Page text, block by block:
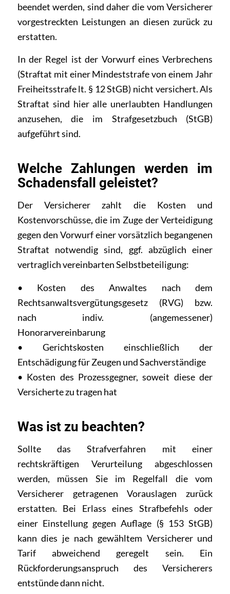
beendet werden, sind daher die vom Versicherer
vorgestreckten Leistungen an diesenzurück zu
erstatten.
In der Regel ist der Vorwurf eines Verbrechens
(Straftat mit einer Mindeststrafe von einem Jahr
Freiheitsstrafe lt. § 12 StGB) nicht versichert. Als
Straftat sind hier alle unerlaubten Handlungen
anzusehen, die im Strafgesetzbuch (StGB)
aufgeführt sind.
Welche Zahlungen werden im
Schadensfall geleistet?
Der Versicherer zahlt die Kosten und
Kostenvorschüsse, die im Zuge der Verteidigung
gegen den Vorwurf einer vorsätzlich begangenen
Straftat notwendig sind, ggf. abzüglich einer
vertraglich vereinbarten Selbstbeteiligung:
• Kosten des Anwaltes nach dem
Rechtsanwaltsvergütungsgesetz (RVG) bzw.
nach indiv. (angemessener)
Honorarvereinbarung
• Gerichtskosten einschließlich der
Entschädigung für Zeugen und Sachverständige
• Kosten des Prozessgegner, soweit diese der
Versicherte zu tragen hat
Was ist zu beachten?
Sollte das Strafverfahren mit einer
rechtskräftigen Verurteilung abgeschlossen
werden, müssen Sie im Regelfall die vom
Versicherer getragenen Vorauslagen zurück
erstatten. Bei Erlass eines Strafbefehls oder
einer Einstellung gegen Auflage (§ 153 StGB)
kann dies je nach gewähltem Versicherer und
Tarif abweichend geregelt sein. Ein
Rückforderungsanspruch des Versicherers
entstünde dann nicht.